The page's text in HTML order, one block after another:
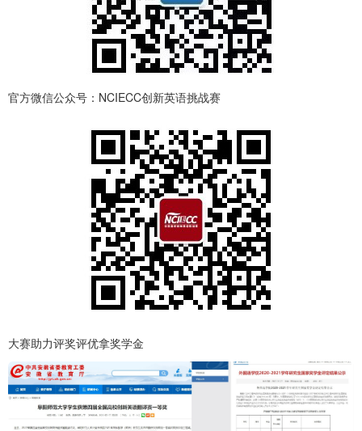
官方微信公众号：NCIECC创新英语挑战赛
大赛助力评奖评优拿奖学金